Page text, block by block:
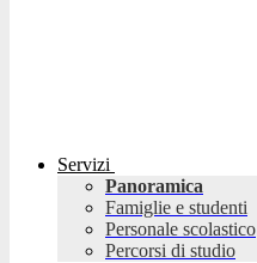
Servizi
Panoramica
Famiglie e studenti
Personale scolastico
Percorsi di studio